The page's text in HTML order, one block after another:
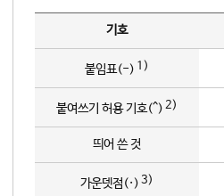
기호
붙임표(-) 1)
붙여쓰기 허용 기호(^) 2)
띄어 쓴 것
가운뎃점(·) 3)